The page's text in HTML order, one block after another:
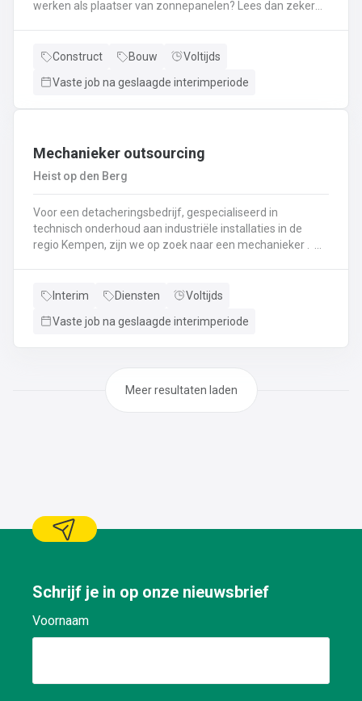
werken als plaatser van zonnepanelen? Lees dan zeker
dan 10 jaar ervaring. Als je nog geen ervaring hebt met
interne opleiding! Interesse? bel naar 011495856 of mail
Construct Bouw
Voltijds
Vaste job na geslaagde interimperiode
Mechanieker outsourcing
Heist op den Berg
Voor een detacheringsbedrijf, gespecialiseerd in
technisch onderhoud aan industriële installaties in de
regio Kempen, zijn we op zoek naar een mechanieker .
mechanisch onderhoud aan industriële installatiesHet
productiemachines continu kunnen blijven draaienHet
boutverbindingen,..De revisie van de nodige onderdelen
Interim Diensten
Voltijds
Vaste job na geslaagde interimperiode
Meer resultaten laden
Schrijf je in op onze nieuwsbrief
Voornaam